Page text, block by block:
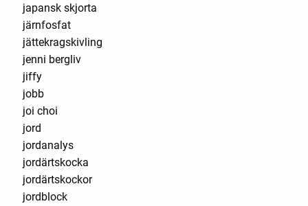
japansk skjorta
järnfosfat
jättekragskivling
jenni bergliv
jiffy
jobb
joi choi
jord
jordanalys
jordärtskocka
jordärtskockor
jordblock